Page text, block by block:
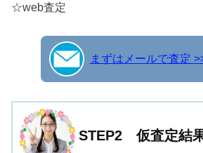
☆web査定
まずはメールで査定
STEP2 仮査定結